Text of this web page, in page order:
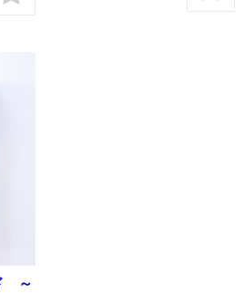
～